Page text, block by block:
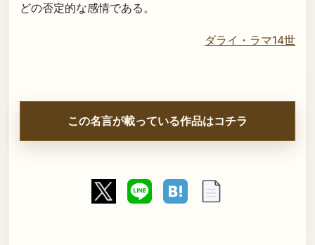
どの否定的な感情である。
ダライ・ラマ14世
この名言が載っている作品はコチラ